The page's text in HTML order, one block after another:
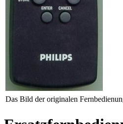
Das Bild der originalen